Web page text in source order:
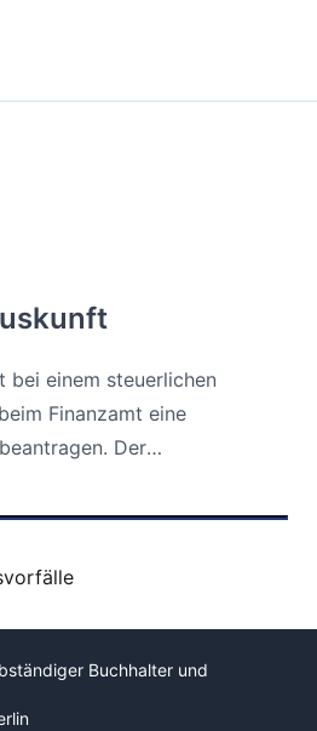
bei einem steuerlichen
Finanzamt eine
Der
Buchhalter und